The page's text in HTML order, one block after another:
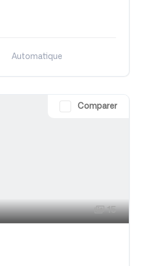
Automatique
Comparer
15